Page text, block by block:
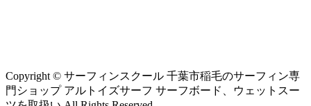
Copyright © サーフィンスクール 千葉市稲毛のサーフィン専
門ショップ アルトイズサーフ サーフボード、ウェットスー